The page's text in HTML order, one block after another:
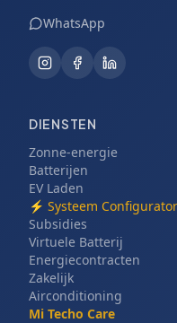
WhatsApp
DIENSTEN
Zonne-energie
Batterijen
EV Laden
⚡ Systeem Configurator
Subsidies
Virtuele Batterij
Energiecontracten
Zakelijk
Airconditioning
Mi Techo Care